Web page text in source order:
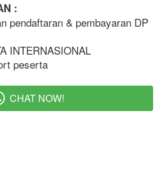
:
pendaftaran & pembayaran DP
INTERNASIONAL
peserta
CHAT NOW!